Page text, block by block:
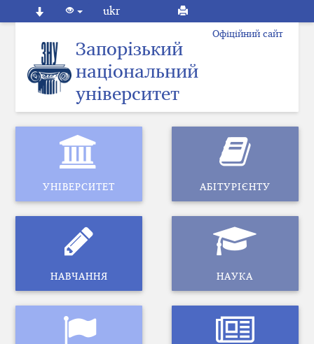
ukr
Офіційний сайт
Запорізький
національний
університет
УНІВЕРСИТЕТ АБІТУРІЄНТУ
НАВЧАННЯ НАУКА